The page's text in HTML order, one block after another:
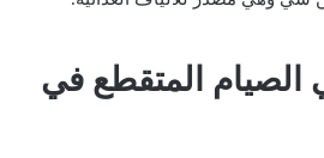
الصيام المتقطع في